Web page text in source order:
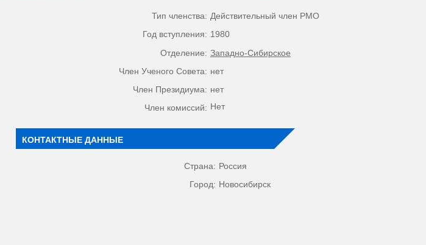
Тип членства: Действительный член РМО
Год вступления: 1980
Отделение: Западно-Сибирское
Член Ученого Совета: нет
Член Президиума: нет
Член комиссий: Нет
КОНТАКТНЫЕ ДАННЫЕ
Страна: Россия
Город: Новосибирск